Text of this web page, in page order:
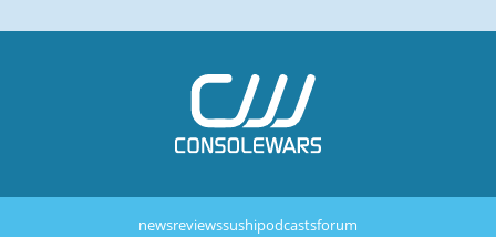
newsreviewssushipodcastsforum